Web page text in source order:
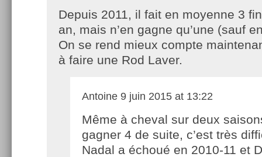
Depuis 2011, il fait en moyenne 3
an, mais n’en gagne qu’une (sauf
On se rend mieux compte
à faire une Rod Laver.
Antoine 9 juin 2015 at 13:22
Même à cheval sur deux
gagner 4 de suite, c’est très
Nadal a échoué en 2010-11 et